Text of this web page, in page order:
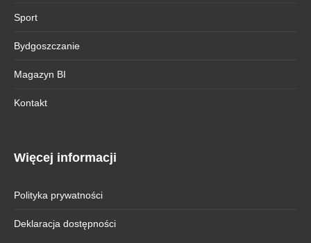
Sport
Bydgoszczanie
Magazyn BI
Kontakt
Więcej informacji
Polityka prywatności
Deklaracja dostępności